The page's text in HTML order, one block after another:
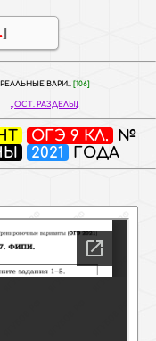
]
РЕАЛЬНЫЕ ВАРИ.. [106]
ОСТ. РАЗДЕЛЫ
ОГЭ 9 КЛ. №
2021 ГОДА